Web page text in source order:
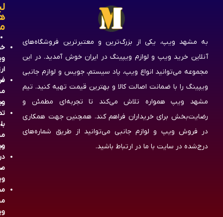
به مشهد ویپ، یکی از بزرگ‌ترین و معتبرترین فروشگاه‌های
آنلاین خرید ویپ و لوازم ویپینگ در ایران خوش آمدید. در این
مجموعه می‌توانید انواع ویپ، پاد سیستم، جویس و لوازم جانبی
ویپینگ را با ضمانت اصالت کالا و بهترین قیمت تهیه کنید. تیم
مشهد ویپ همواره تلاش می‌کند تا تجربه‌ای مطمئن و
رضایت‌بخش برای خریداران فراهم کند. همچنین جهت همکاری
در فروش ویپ و لوازم جانبی می‌توانید از طریق شماره‌های
درج‌شده در سایت با ما در ارتباط باشید.
با